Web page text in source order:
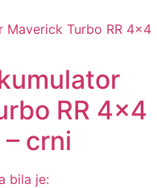
RR 4×4
– crni
bila je: